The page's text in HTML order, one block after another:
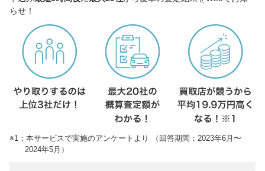
らせ！
※1：本サービスで実施のアンケートより （回答期間：2023年6月〜
2024年5月）